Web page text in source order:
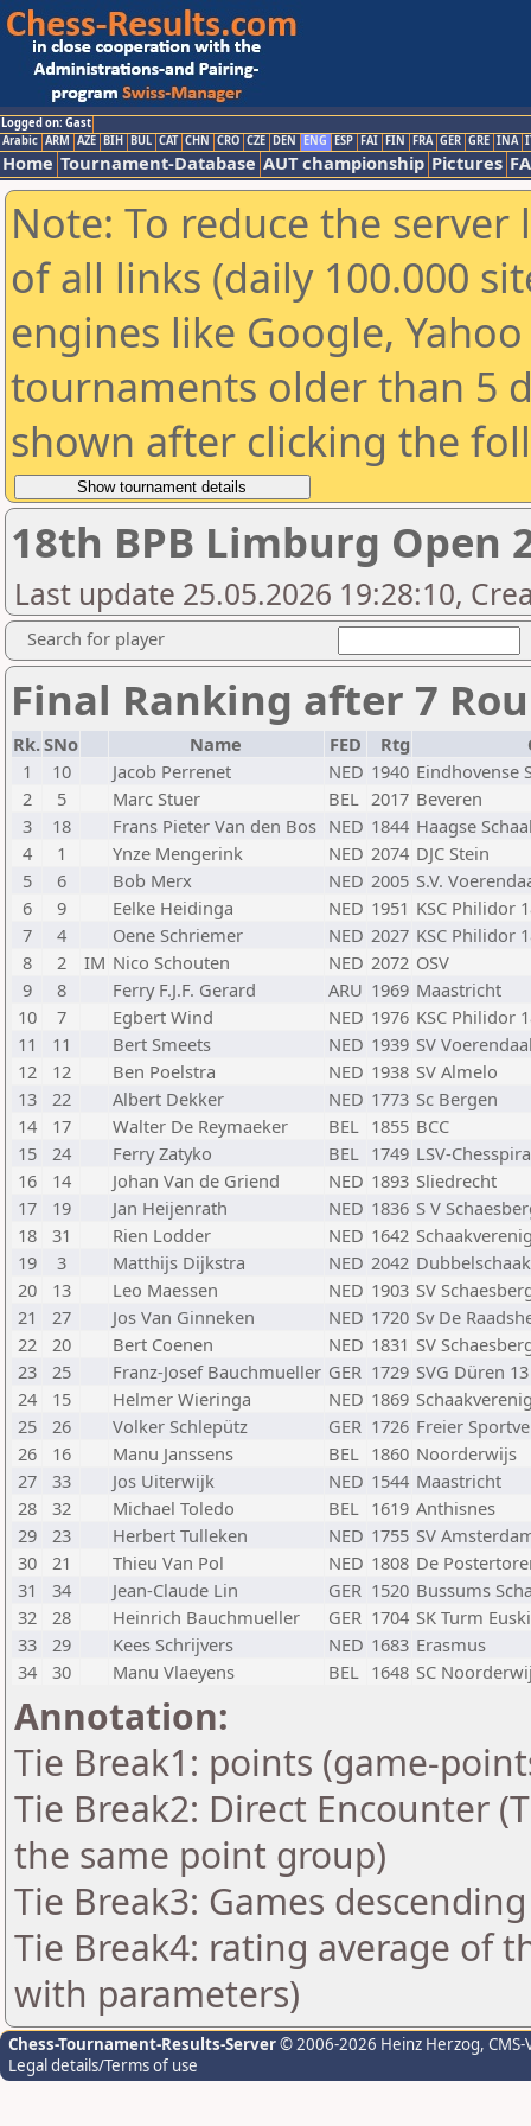
Logged on: Gast
Arabic ARM AZE BIH BUL CAT CHN CRO CZE DEN ENG ESP FAI FIN FRA GER GRE INA
Home Tournament-Database AUT championship Pictures
Note: To reduce the
of all links (daily 100.000
engines like Google,
tournaments older than 5
shown after clicking the
18th BPB Limburg Open
Last update 25.05.2026 19:28:10,
Search for player
Final Ranking after 7
Rk.SNo Name FED Rtg
1
10 Jacob Perrenet NED 1940 Eindhovense
2
5 Marc Stuer BEL 2017 Beveren
3
18 Frans Pieter Van den Bos NED 1844 Haagse
4
1 Ynze Mengerink NED 2074 DJC Stein
5
6 Bob Merx NED 2005 S.V.
6
9 Eelke Heidinga NED 1951 KSC Philidor
7
4 Oene Schriemer NED 2027 KSC Philidor
8
2 IM Nico Schouten NED 2072 OSV
9
8 Ferry F.J.F. Gerard ARU 1969 Maastricht
10
7 Egbert Wind NED 1976 KSC Philidor
11
11 Bert Smeets NED 1939 SV
12
12 Ben Poelstra NED 1938 SV Almelo
13
22 Albert Dekker NED 1773 Sc Bergen
14
17 Walter De Reymaeker BEL 1855 BCC
15
24 Ferry Zatyko BEL 1749 LSV-
16
14 Johan Van de Griend NED 1893 Sliedrecht
17
19 Jan Heijenrath NED 1836 S V
18
31 Rien Lodder NED 1642
19
3 Matthijs Dijkstra NED 2042
20
13 Leo Maessen NED 1903 SV
21
27 Jos Van Ginneken NED 1720 Sv De
22
20 Bert Coenen NED 1831 SV
23
25 Franz-Josef Bauchmueller GER 1729 SVG Düren
24
15 Helmer Wieringa NED 1869
25
26 Volker Schlepütz GER 1726 Freier
26
16 Manu Janssens BEL 1860 Noorderwijs
27
33 Jos Uiterwijk NED 1544 Maastricht
28
32 Michael Toledo BEL 1619 Anthisnes
29
23 Herbert Tulleken NED 1755 SV
30
21 Thieu Van Pol NED 1808 De
31
34 Jean-Claude Lin GER 1520 Bussums
32
28 Heinrich Bauchmueller GER 1704 SK Turm
33
29 Kees Schrijvers NED 1683 Erasmus
34
30 Manu Vlaeyens BEL 1648 SC
Annotation:
Tie Break1: points (game-
Tie Break2: Direct Encounter
the same point group)
Tie Break3: Games
Tie Break4: rating average of
with parameters)
Chess-Tournament-Results-Server© 2006-2026 Heinz Herzog,
Legal details/Terms of use